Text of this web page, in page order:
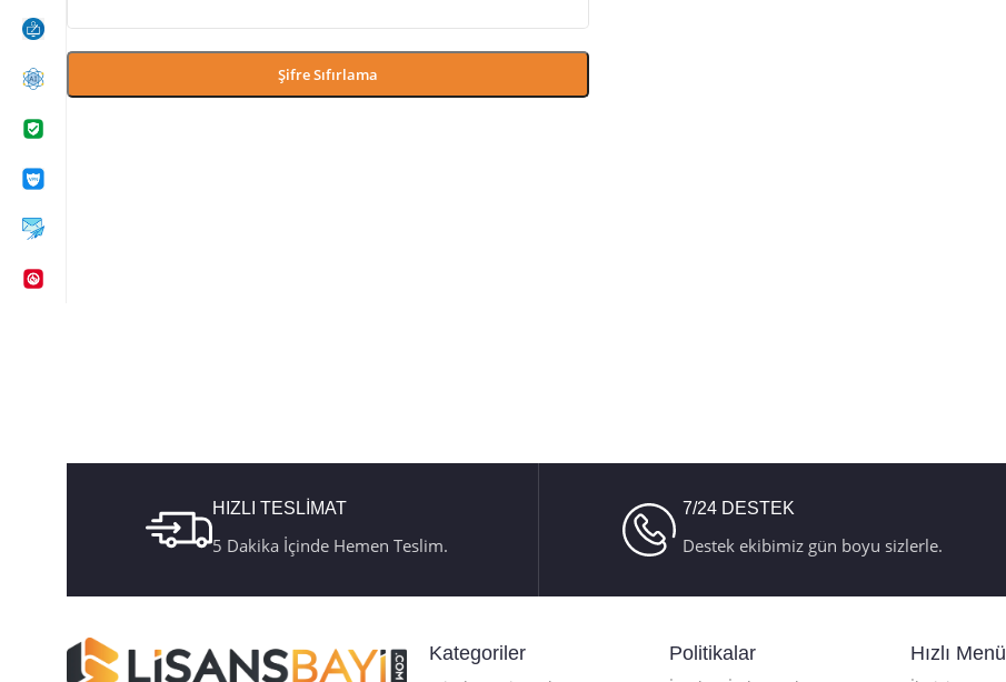
Şifre Sıfırlama
HIZLI TESLİMAT
5 Dakika İçinde Hemen Teslim.
7/24 DESTEK
Destek ekibimiz gün boyu sizlerle.
Kategoriler Politikalar Hızlı Menü